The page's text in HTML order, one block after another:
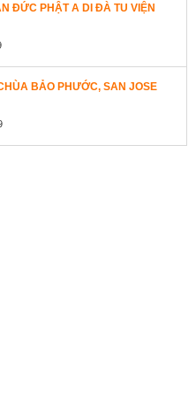
ĐỨC PHẬT A DI ĐÀ TU VIỆN
BẢO PHƯỚC, SAN JOSE